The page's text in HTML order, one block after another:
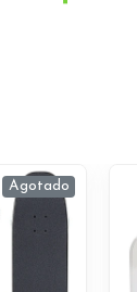
Agotado